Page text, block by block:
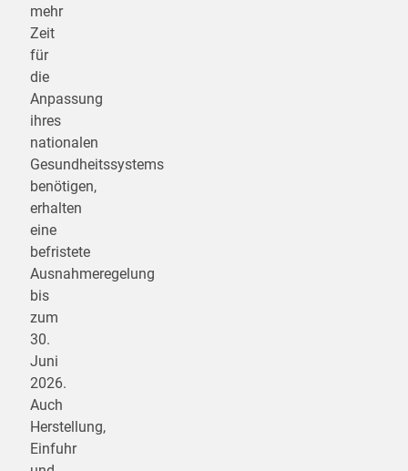
mehr
Zeit
für
die
Anpassung
ihres
nationalen
Gesundheitssystems
benötigen,
erhalten
eine
befristete
Ausnahmeregelung
bis
zum
30.
Juni
2026.
Auch
Herstellung,
Einfuhr